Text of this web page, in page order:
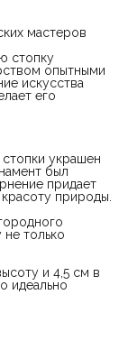
мастеров
стопку
опытными
искусства
его
украшен
был
придает
природы.
только
и 4,5 см в
идеально